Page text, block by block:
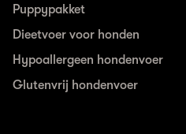
Puppypakket
Dieetvoer voor honden
Hypoallergeen hondenvoer
Glutenvrij hondenvoer